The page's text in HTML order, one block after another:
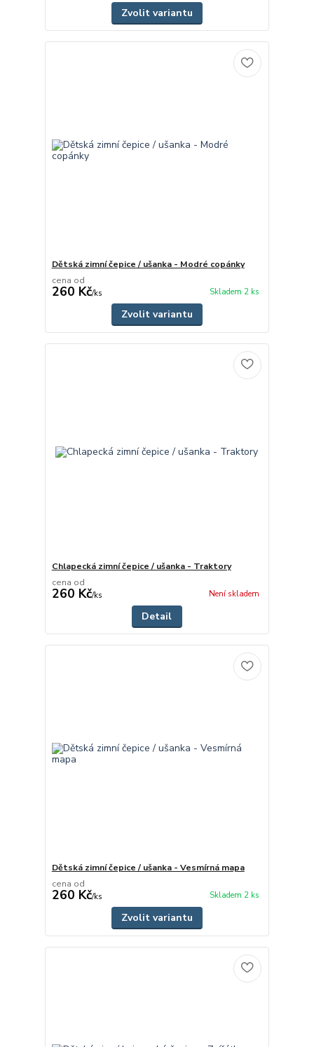
Zvolit variantu
Dětská zimní čepice / ušanka - Modré copánky
cena od
260 Kč/ks Skladem 2 ks
Zvolit variantu
Chlapecká zimní čepice / ušanka - Traktory
cena od
260 Kč/ks Není skladem
Detail
Dětská zimní čepice / ušanka - Vesmírná mapa
cena od
260 Kč/ks Skladem 2 ks
Zvolit variantu